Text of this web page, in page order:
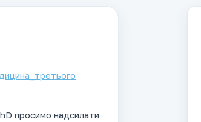
просимо надсилати